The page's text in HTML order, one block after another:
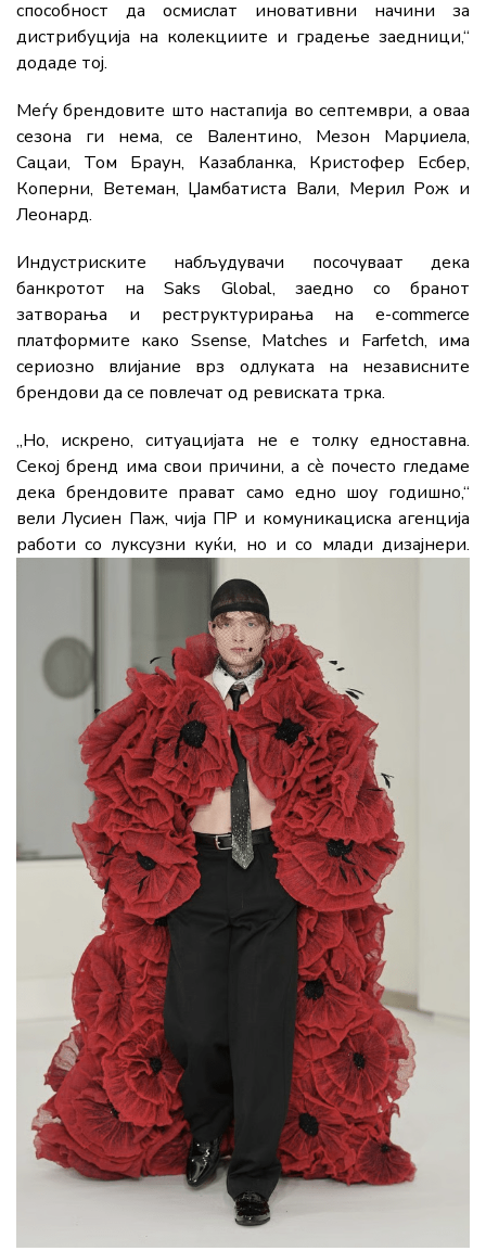
способност да осмислат иновативни начини за
дистрибуција на колекциите и градење заедници,“
додаде тој.
Меѓу брендовите што настапија во септември, а оваа
сезона ги нема, се Валентино, Мезон Марџиела,
Сацаи, Том Браун, Казабланка, Кристофер Есбер,
Коперни, Ветеман, Џамбатиста Вали, Мерил Рож и
Леонард.
Индустриските набљудувачи посочуваат дека
банкротот на Saks Global, заедно со бранoт
затворања и реструктурирања на е-commerce
платформите како Ssense, Matches и Farfetch, има
сериозно влијание врз одлуката на независните
брендови да се повлечат од ревиската трка.
„Но, искрено, ситуацијата не е толку едноставна.
Секој бренд има свои причини, а сè почесто гледаме
дека брендовите прават само едно шоу годишно,“
вели Лусиен Паж, чија ПР и комуникациска агенција
работи со луксузни куќи, но и со млади дизајнери.